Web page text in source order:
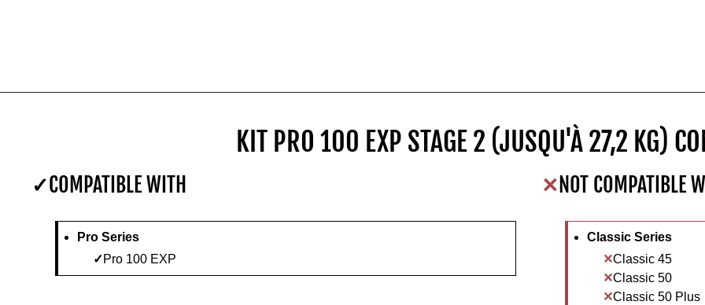
KIT PRO 100 EXP STAGE 2 (JUSQU'À 27,2 KG)
COMPATIBLE WITH
Pro Series
Pro 100 EXP
NOT COMPATIBLE
Classic Series
Classic 45
Classic 50
Classic 50 Plus